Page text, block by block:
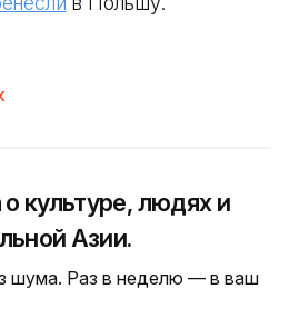
о культуре, людях и
Азии.
шума. Раз в неделю — в ваш